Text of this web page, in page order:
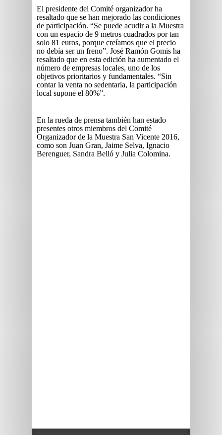
El presidente del Comité organizador ha
resaltado que se han mejorado las condiciones
de participación. “Se puede acudir a la Muestra
con un espacio de 9 metros cuadrados por tan
solo 81 euros, porque creíamos que el precio
no debía ser un freno”. José Ramón Gomis ha
resaltado que en esta edición ha aumentado el
número de empresas locales, uno de los
objetivos prioritarios y fundamentales. “Sin
contar la venta no sedentaria, la participación
local supone el 80%”.
En la rueda de prensa también han estado
presentes otros miembros del Comité
Organizador de la Muestra San Vicente 2016,
como son Juan Gran, Jaime Selva, Ignacio
Berenguer, Sandra Belló y Julia Colomina.